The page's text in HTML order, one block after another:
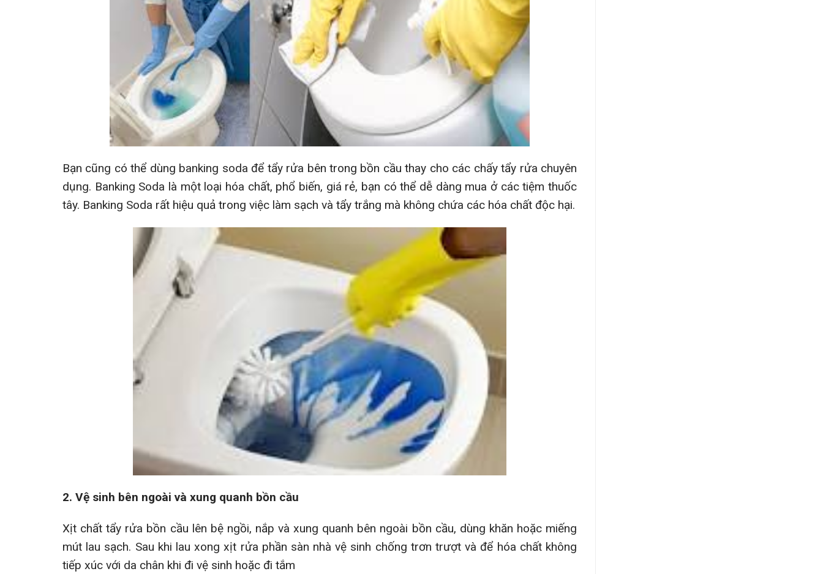
Bạn cũng có thể dùng banking soda để tẩy rửa bên trong bồn cầu thay cho các chấy tẩy rửa chuyên
dụng. Banking Soda là một loại hóa chất, phổ biến, giá rẻ, bạn có thể dễ dàng mua ở các tiệm thuốc
tây. Banking Soda rất hiệu quả trong việc làm sạch và tẩy trắng mà không chứa các hóa chất độc hại.
2. Vệ sinh bên ngoài và xung quanh bồn cầu
Xịt chất tẩy rửa bồn cầu lên bệ ngồi, nắp và xung quanh bên ngoài bồn cầu, dùng khăn hoặc miếng
mút lau sạch. Sau khi lau xong xịt rửa phần sàn nhà vệ sinh chống trơn trượt và để hóa chất không
tiếp xúc với da chân khi đi vệ sinh hoặc đi tắm